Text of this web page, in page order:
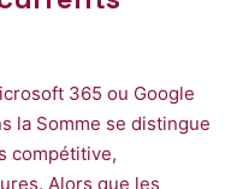
365 ou Google
la Somme se distingue
compétitive,
Alors que les